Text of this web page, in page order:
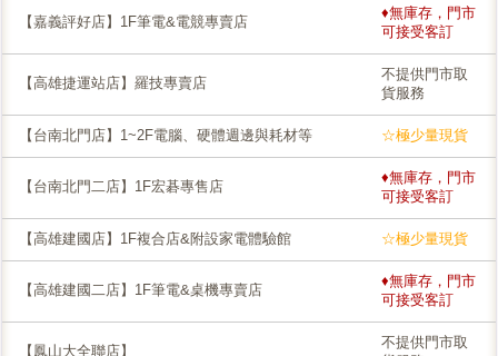
【嘉義評好店】1F筆電&電競專賣店
♦無庫存，門市
可接受客訂
【高雄捷運站店】羅技專賣店
不提供門市取
貨服務
【台南北門店】1~2F電腦、硬體週邊與耗材等 ☆極少量現貨
【台南北門二店】1F宏碁專售店
♦無庫存，門市
可接受客訂
【高雄建國店】1F複合店&附設家電體驗館 ☆極少量現貨
【高雄建國二店】1F筆電&桌機專賣店
♦無庫存，門市
可接受客訂
【鳳山大全聯店】
不提供門市取